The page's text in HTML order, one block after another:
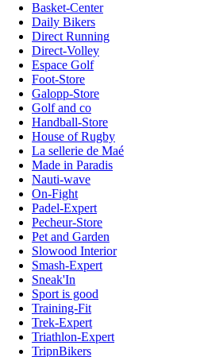
Basket-Center
Daily Bikers
Direct Running
Direct-Volley
Espace Golf
Foot-Store
Galopp-Store
Golf and co
Handball-Store
House of Rugby
La sellerie de Maé
Made in Paradis
Nauti-wave
On-Fight
Padel-Expert
Pecheur-Store
Pet and Garden
Slowood Interior
Smash-Expert
Sneak'In
Sport is good
Training-Fit
Trek-Expert
Triathlon-Expert
TripnBikers